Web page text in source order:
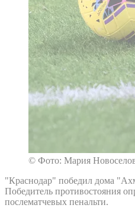
© Фото: Мария
"Краснодар" победил дома
Победитель противостояния
послематчевых пенальти.